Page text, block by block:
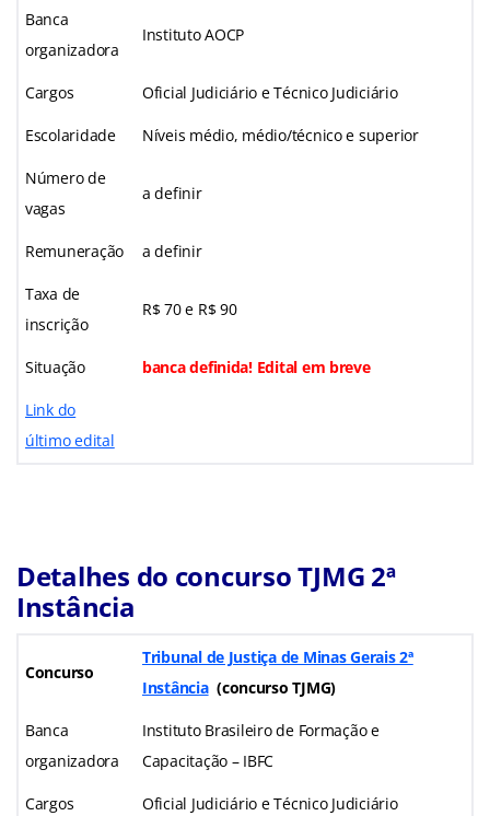
Banca
organizadora
Instituto AOCP
Cargos Oficial Judiciário e Técnico Judiciário
Escolaridade Níveis médio, médio/técnico e superior
Número de
vagas
a definir
Remuneração a definir
Taxa de
inscrição
R$ 70 e R$ 90
Situação banca definida! Edital em breve
Link do
último edital
Detalhes do concurso TJMG 2ª
Instância
Concurso
Tribunal de Justiça de Minas Gerais 2ª
Instância (concurso TJMG)
Banca
organizadora
Instituto Brasileiro de Formação e
Capacitação – IBFC
Cargos Oficial Judiciário e Técnico Judiciário